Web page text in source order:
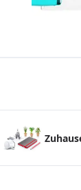
carousel